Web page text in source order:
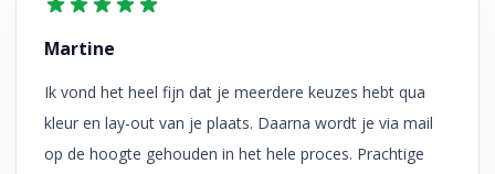
Martine
Ik vond het heel fijn dat je meerdere keuzes hebt qua
kleur en lay-out van je plaats. Daarna wordt je via mail
op de hoogte gehouden in het hele proces. Prachtige